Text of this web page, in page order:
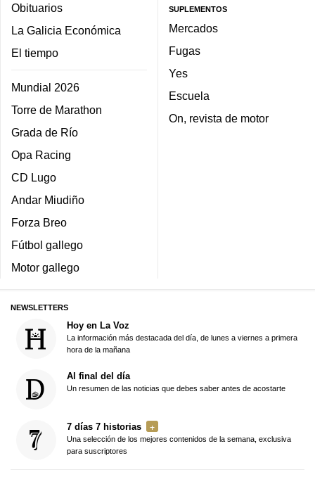
Obituarios
La Galicia Económica
El tiempo
Mundial 2026
Torre de Marathon
Grada de Río
Opa Racing
CD Lugo
Andar Miudiño
Forza Breo
Fútbol gallego
Motor gallego
SUPLEMENTOS
Mercados
Fugas
Yes
Escuela
On, revista de motor
NEWSLETTERS
Hoy en La Voz
La información más destacada del día, de lunes a viernes a primera
hora de la mañana
Al final del día
Un resumen de las noticias que debes saber antes de acostarte
7 días 7 historias
Una selección de los mejores contenidos de la semana, exclusiva
para suscriptores